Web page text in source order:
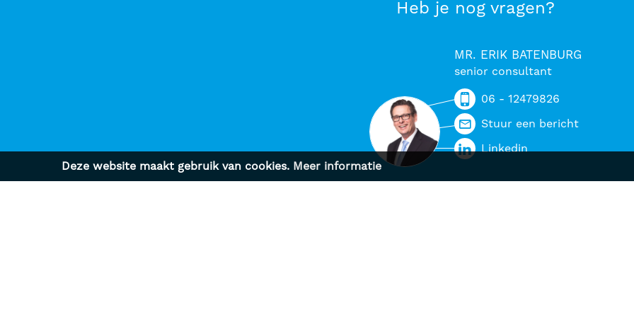
Deze website maakt gebruik van cookies. Meer informatie
Heb je nog vragen?
MR. ERIK BATENBURG
senior consultant
06 - 12479826
Stuur een bericht
Linkedin